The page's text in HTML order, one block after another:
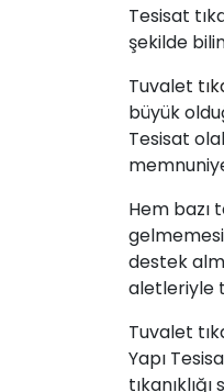
Tesisat
şekilde
Tuvalet
büyük
Tesisat
Hem bazı
destek
aletleriyle
Tuvalet
Yapı